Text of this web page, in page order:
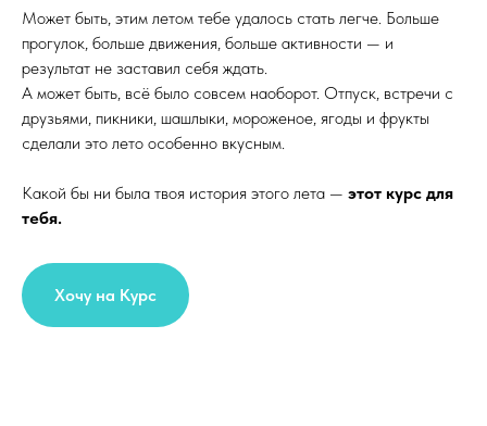
Может быть, этим летом тебе удалось стать легче. Больше
прогулок, больше движения, больше активности — и
результат не заставил себя ждать.
А может быть, всё было совсем наоборот. Отпуск, встречи с
друзьями, пикники, шашлыки, мороженое, ягоды и фрукты
сделали это лето особенно вкусным.
Какой бы ни была твоя история этого лета — этот курс для
тебя.
Хочу на Курс